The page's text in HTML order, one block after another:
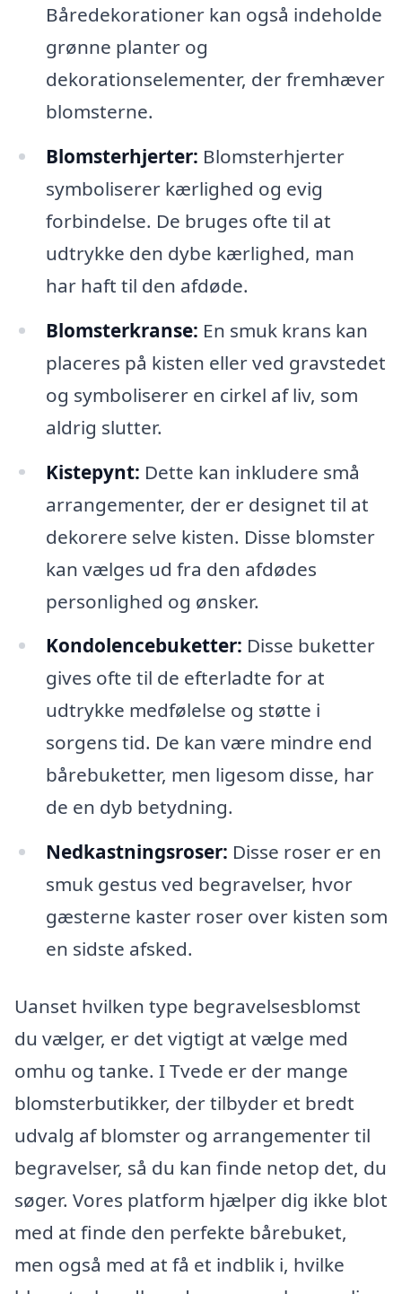
Båredekorationer kan også indeholde
grønne planter og
dekorationselementer, der fremhæver
blomsterne.
Blomsterhjerter: Blomsterhjerter
symboliserer kærlighed og evig
forbindelse. De bruges ofte til at
udtrykke den dybe kærlighed, man
har haft til den afdøde.
Blomsterkranse: En smuk krans kan
placeres på kisten eller ved gravstedet
og symboliserer en cirkel af liv, som
aldrig slutter.
Kistepynt: Dette kan inkludere små
arrangementer, der er designet til at
dekorere selve kisten. Disse blomster
kan vælges ud fra den afdødes
personlighed og ønsker.
Kondolencebuketter: Disse buketter
gives ofte til de efterladte for at
udtrykke medfølelse og støtte i
sorgens tid. De kan være mindre end
bårebuketter, men ligesom disse, har
de en dyb betydning.
Nedkastningsroser: Disse roser er en
smuk gestus ved begravelser, hvor
gæsterne kaster roser over kisten som
en sidste afsked.
Uanset hvilken type begravelsesblomst
du vælger, er det vigtigt at vælge med
omhu og tanke. I Tvede er der mange
blomsterbutikker, der tilbyder et bredt
udvalg af blomster og arrangementer til
begravelser, så du kan finde netop det, du
søger. Vores platform hjælper dig ikke blot
med at finde den perfekte bårebuket,
men også med at få et indblik i, hvilke